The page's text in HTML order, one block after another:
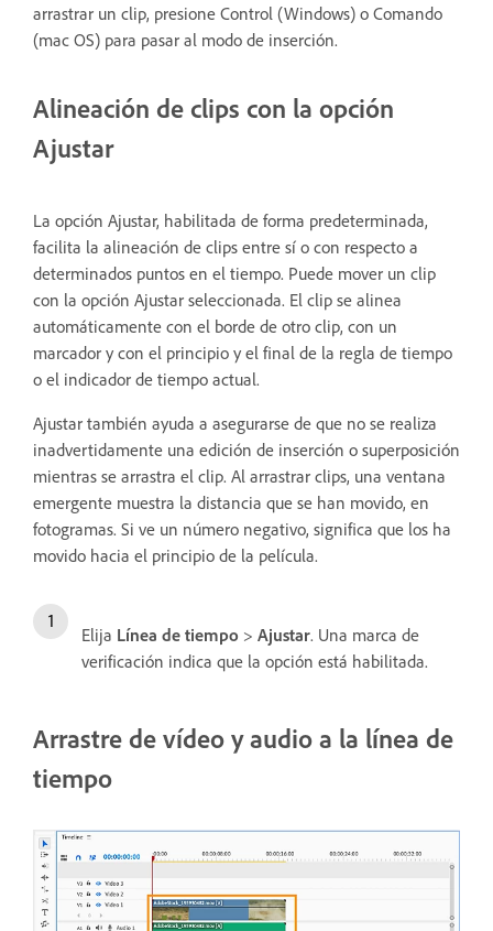
arrastrar un clip, presione Control (Windows) o Comando
(mac OS) para pasar al modo de inserción.
Alineación de clips con la opción
Ajustar
La opción Ajustar, habilitada de forma predeterminada,
facilita la alineación de clips entre sí o con respecto a
determinados puntos en el tiempo. Puede mover un clip
con la opción Ajustar seleccionada. El clip se alinea
automáticamente con el borde de otro clip, con un
marcador y con el principio y el final de la regla de tiempo
o el indicador de tiempo actual.
Ajustar también ayuda a asegurarse de que no se realiza
inadvertidamente una edición de inserción o superposición
mientras se arrastra el clip. Al arrastrar clips, una ventana
emergente muestra la distancia que se han movido, en
fotogramas. Si ve un número negativo, significa que los ha
movido hacia el principio de la película.
Elija Línea de tiempo > Ajustar. Una marca de
verificación indica que la opción está habilitada.
Arrastre de vídeo y audio a la línea de
tiempo